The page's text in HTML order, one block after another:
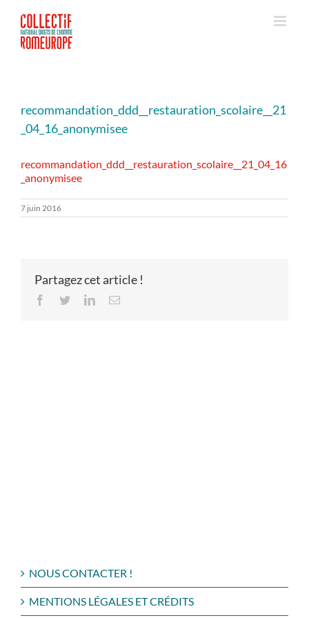
contenu
recommandation_ddd__restauration_scolaire__21
_04_16_anonymisee
recommandation_ddd__restauration_scolaire__21_04_16
_anonymisee
7 juin 2016
Partagez cet article !
Facebook
TwitterLinkedInEmail
NOUS CONTACTER !
MENTIONS LÉGALES ET CRÉDITS